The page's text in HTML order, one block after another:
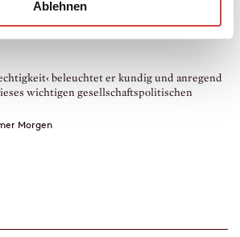
Ablehnen
beleuchtet er kundig und anregend
wichtigen gesellschaftspolitischen
Morgen